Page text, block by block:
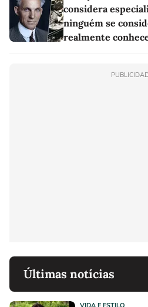
considera
ninguém se
realmente
Últimas notícias